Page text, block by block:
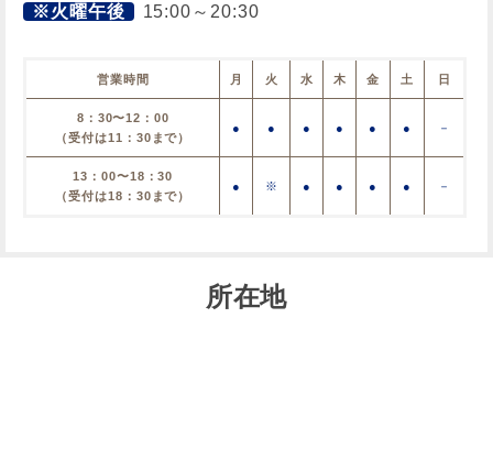
※火曜午後 15:00～20:30
営業時間 月 火 水 木 金 土 日
8：30〜12：00
（受付は11：30まで）
● ● ● ● ● ● －
13：00〜18：30
（受付は18：30まで）
● ※ ● ● ● ● －
所在地